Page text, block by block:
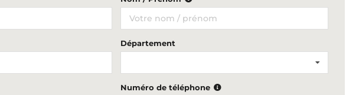
Département
Numéro de téléphone